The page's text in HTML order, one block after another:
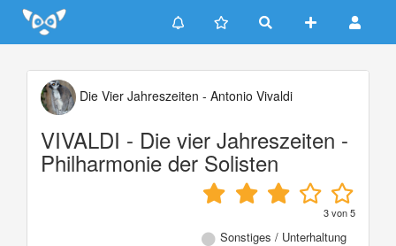
Update cookies preferences
Die Vier Jahreszeiten - Antonio Vivaldi
VIVALDI - Die vier Jahreszeiten -
Philharmonie der Solisten
3von5
Sonstiges / Unterhaltung